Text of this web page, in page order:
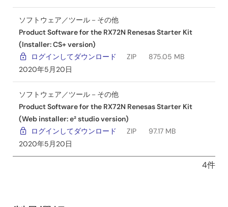
ソフトウェア／ツール－その他
Product Software for the RX72N Renesas Starter Kit
(Installer: CS+ version)
ログインしてダウンロード
ZIP
875.05 MB
2020年5月20日
ソフトウェア／ツール－その他
Product Software for the RX72N Renesas Starter Kit
(Web installer: e² studio version)
ログインしてダウンロード
ZIP
97.17 MB
2020年5月20日
4件